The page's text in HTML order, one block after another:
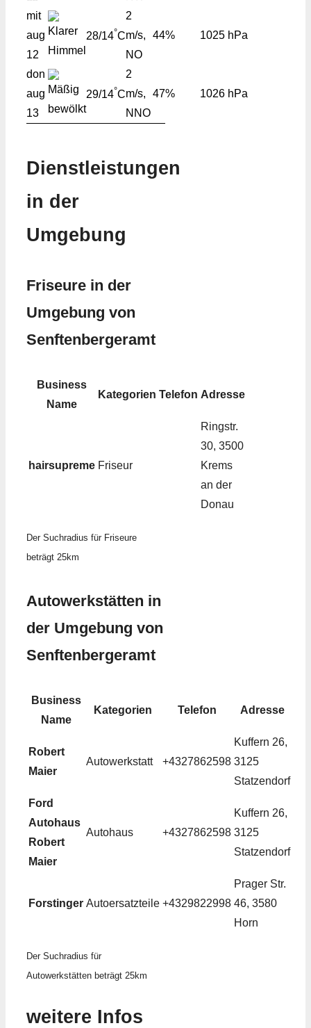
mit
aug
12
28/14°C
2
m/s,
NO
44% 1025 hPa
don
aug
13
29/14°C
2
m/s,
NNO
47% 1026 hPa
Dienstleistungen
in der
Umgebung
Friseure in der
Umgebung von
Senftenbergeramt
Business
Name
Kategorien Telefon Adresse
hairsupreme Friseur
Ringstr.
30, 3500
Krems
an der
Donau
Der Suchradius für Friseure
beträgt 25km
Autowerkstätten in
der Umgebung von
Senftenbergeramt
Business
Name
Kategorien Telefon Adresse
Robert
Maier
Autowerkstatt +4327862598
Kuffern 26,
3125
Statzendorf
Ford
Autohaus
Robert
Maier
Autohaus +4327862598
Kuffern 26,
3125
Statzendorf
Forstinger Autoersatzteile +4329822998
Prager Str.
46, 3580
Horn
Der Suchradius für
Autowerkstätten beträgt 25km
weitere Infos